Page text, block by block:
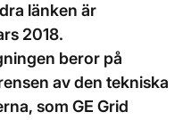
länken är
2018.
beror på
av den tekniska
som GE Grid